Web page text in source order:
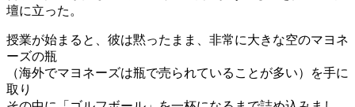
壇に立った。
授業が始まると、彼は黙ったまま、非常に大きな空のマヨネ
ーズの瓶
（海外でマヨネーズは瓶で売られていることが多い）を手に
取り